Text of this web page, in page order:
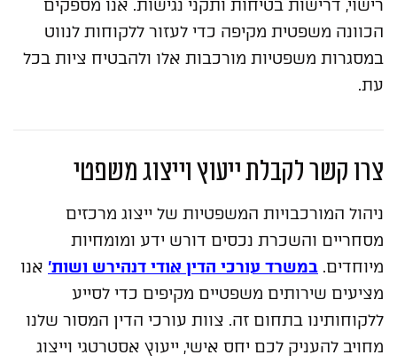
רישוי, דרישות בטיחות ותקני נגישות. אנו מספקים
הכוונה משפטית מקיפה כדי לעזור ללקוחות לנווט
במסגרות משפטיות מורכבות אלו ולהבטיח ציות בכל
עת.
צרו קשר לקבלת ייעוץ וייצוג משפטי
ניהול המורכבויות המשפטיות של ייצוג מרכזים
מסחריים והשכרת נכסים דורש ידע ומומחיות
מיוחדים. במשרד עורכי הדין אודי דנהירש ושות' אנו
מציעים שירותים משפטיים מקיפים כדי לסייע
ללקוחותינו בתחום זה. צוות עורכי הדין המסור שלנו
מחויב להעניק לכם יחס אישי, ייעוץ אסטרטגי וייצוג